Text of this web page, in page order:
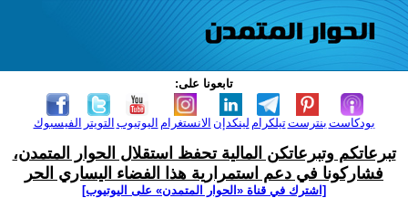
تابعونا على:
الفيسبوك التويتر اليوتيوب الانستغرام لينكدإن تيلكرامبنترست بودكاست
تبرعاتكم وتبرعاتكن المالية تحفظ استقلال الحوار المتمدن،
فشاركونا في دعم استمرارية هذا الفضاء اليساري الحر
[اشترك في قناة ‫«الحوار المتمدن» على اليوتيوب]